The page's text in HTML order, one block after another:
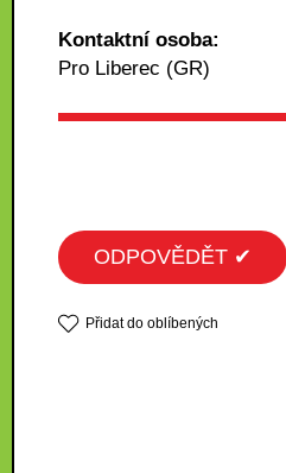
Kontaktní osoba:
Pro Liberec (GR)
ODPOVĚDĚT ✔
Přidat do oblíbených